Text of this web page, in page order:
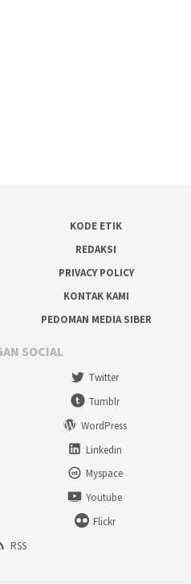
KODE ETIK
REDAKSI
PRIVACY POLICY
KONTAK KAMI
PEDOMAN MEDIA SIBER
SOCIAL
Twitter
Tumblr
WordPress
Linkedin
Myspace
Youtube
Flickr
RSS